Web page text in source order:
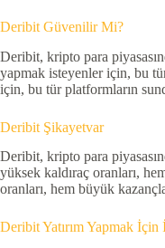
Deribit Güvenilir Mi?
Deribit, kripto para
yapmak isteyenler için, bu
için, bu tür platformların
Deribit Şikayetvar
Deribit, kripto para
yüksek kaldıraç oranları,
oranları, hem büyük
Deribit Yatırım Yapmak